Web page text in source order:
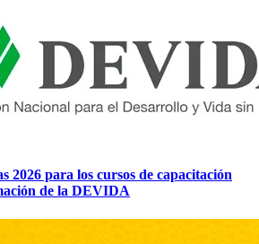
2026 para los cursos de capacitación
de la DEVIDA